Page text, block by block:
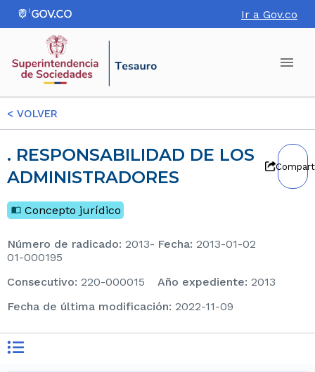
Ir a Gov.co
< VOLVER
. RESPONSABILIDAD DE LOS
ADMINISTRADORES
Concepto jurídico
Número de radicado: 2013-
01-000195
Fecha: 2013-01-02
consecutivo: 220-000015 Año expediente: 2013
Fecha de última modificación: 2022-11-09